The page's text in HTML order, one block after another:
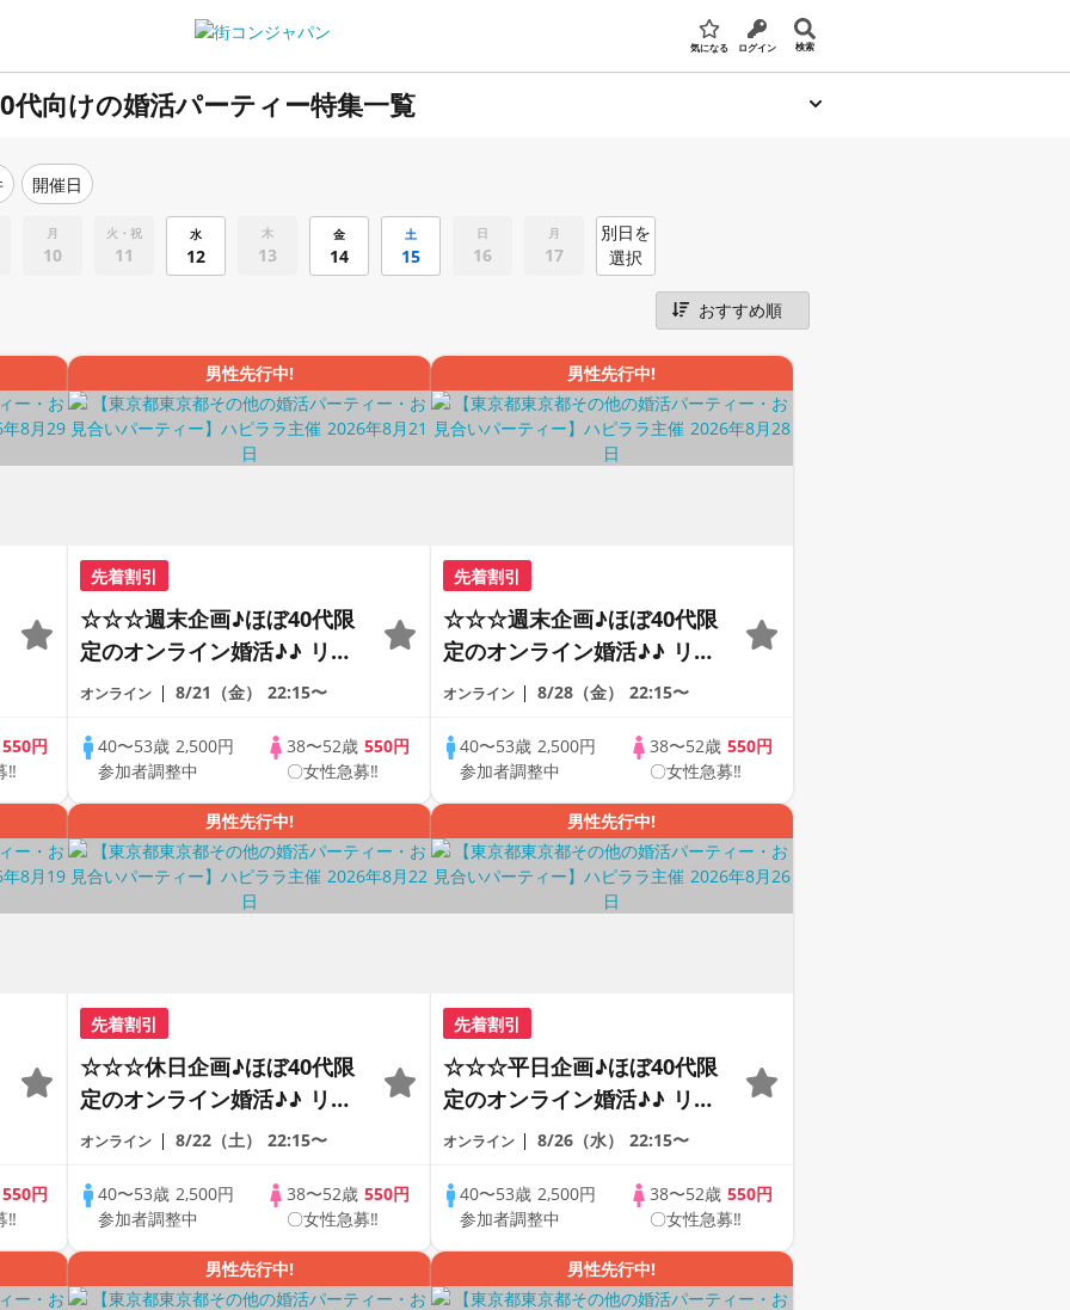
気になる ログイン 検索
代向けの婚活パーティー特集一覧
開催日
月
10
火・祝
11
水
12
木
13
金
14
土
15
日
16
月
17
別日を
選択
550円
‼
男性先行中!
先着割引
☆☆☆週末企画♪ほぼ40代限
定のオンライン婚活♪♪ リモ
ートの出会い応援♪♪ おうち
の方が対象☆ 司会進行あり
♪♪ THE 42s ONLINE
PARTY!!
オンライン 8/21（金） 22:15〜
40〜53歳 2,500円
参加者調整中
38〜52歳550円
〇女性急募‼
男性先行中!
先着割引
☆☆☆週末企画♪ほぼ40代限
定のオンライン婚活♪♪ リモ
ートの出会い応援♪♪ おうち
の方が対象☆ 司会進行あり
♪♪ THE 43s ONLINE
PARTY!!
オンライン 8/28（金） 22:15〜
40〜53歳2,500円
参加者調整中
38〜52歳 550円
〇女性急募‼
550円
‼
男性先行中!
先着割引
☆☆☆休日企画♪ほぼ40代限
定のオンライン婚活♪♪ リモ
ートの出会い応援♪♪ おうち
の方が対象☆ 司会進行あり
♪♪ THE 43s ONLINE
PARTY!!
オンライン 8/22（土） 22:15〜
40〜53歳 2,500円
参加者調整中
38〜52歳550円
〇女性急募‼
男性先行中!
先着割引
☆☆☆平日企画♪ほぼ40代限
定のオンライン婚活♪♪ リモ
ートの出会い応援♪♪ おうち
の方が対象☆ 司会進行あり
♪♪ THE 43s ONLINE
PARTY!!
オンライン 8/26（水） 22:15〜
40〜53歳2,500円
参加者調整中
38〜52歳 550円
〇女性急募‼
男性先行中! 男性先行中!